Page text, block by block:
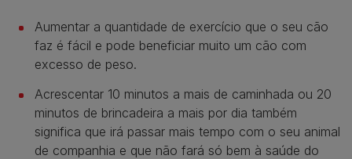
Aumentar a quantidade de exercício que o seu cão
faz é fácil e pode beneficiar muito um cão com
excesso de peso.
Acrescentar 10 minutos a mais de caminhada ou 20
minutos de brincadeira a mais por dia também
significa que irá passar mais tempo com o seu animal
de companhia e que não fará só bem à saúde do